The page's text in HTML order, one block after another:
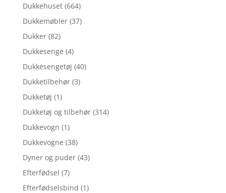
Dukkehuset (664)
Dukkemøbler (37)
Dukker (82)
Dukkesenge (4)
Dukkesengetøj (40)
Dukketilbehør (3)
Dukketøj (1)
Dukketøj og tilbehør (314)
Dukkevogn (1)
Dukkevogne (38)
Dyner og puder (43)
Efterfødsel (7)
Efterfødselsbind (1)